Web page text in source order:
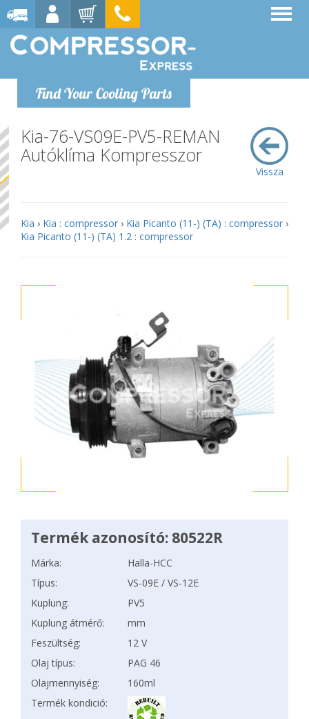
Find Your Cooling Parts
Vissza
Kia-76-VS09E-PV5-REMAN
Autóklíma Kompresszor
Kia › Kia : compressor › Kia Picanto (11-) (TA) : compressor ›
Kia Picanto (11-) (TA) 1.2 : compressor
Termék azonosító: 80522R
Márka:
Halla-HCC
Típus:
VS-09E / VS-12E
Kuplung:
PV5
Kuplung átmérő:
mm
Feszültség:
12 V
Olaj típus:
PAG 46
Olajmennyiség:
160ml
Termék kondició: